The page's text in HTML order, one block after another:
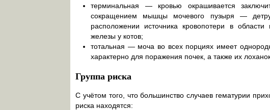
терминальная — кровью окрашивается
сокращением мышцы мочевого пузыря —
расположении источника кровопотери в
железы у котов;
тотальная — моча во всех порциях имеет
характерно для поражения почек, а также их
Группа риска
С учётом того, что большинство случаев гематурии
риска находятся: